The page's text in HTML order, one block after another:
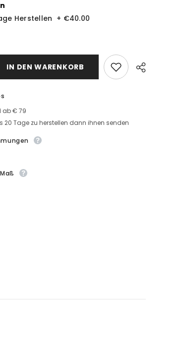
Herstellen + €40.00
IN DEN WARENKORB
ab € 79
20 Tage zu herstellen dann ihnen senden